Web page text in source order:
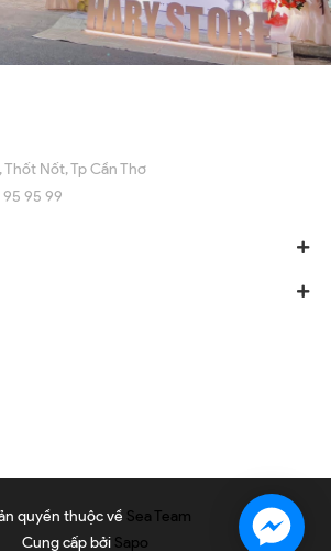
Thốt Nốt, Tp Cần Thơ
95 99
quyền thuộc về Sea Team
Cung cấp bởi Sapo